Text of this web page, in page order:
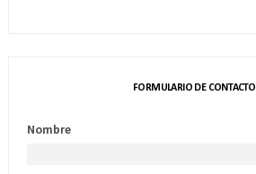
FORMULARIO DE CONTACTO
Nombre